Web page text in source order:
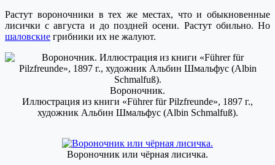
Растут вороночники в тех же местах, что и обыкновенные
лисички с августа и до поздней осени. Растут обильно. Но
шаловские грибники их не жалуют.
Вороночник.
Иллюстрация из книги «Führer für Pilzfreunde», 1897 г.,
художник Альбин Шмальфус (Albin Schmalfuß).
Вороночник или чёрная лисичка.